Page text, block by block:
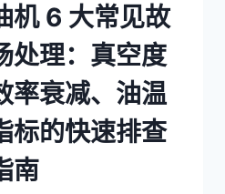
机 6 大常见故
处理：真空度
率衰减、油温
标的快速排查
南